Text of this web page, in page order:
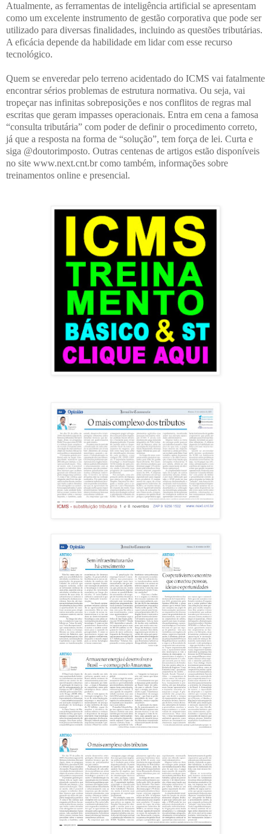
Atualmente, as ferramentas de inteligência artificial se apresentam
como um excelente instrumento de gestão corporativa que pode ser
utilizado para diversas finalidades, incluindo as questões tributárias.
A eficácia depende da habilidade em lidar com esse recurso
tecnológico.
Quem se enveredar pelo terreno acidentado do ICMS vai fatalmente
encontrar sérios problemas de estrutura normativa. Ou seja, vai
tropeçar nas infinitas sobreposições e nos conflitos de regras mal
escritas que geram impasses operacionais. Entra em cena a famosa
“consulta tributária” com poder de definir o procedimento correto,
já que a resposta na forma de “solução”, tem força de lei. Curta e
siga @doutorimposto. Outras centenas de artigos estão disponíveis
no site www.next.cnt.br como também, informações sobre
treinamentos online e presencial.